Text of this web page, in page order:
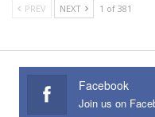
PREV NEXT 1 of 381
Facebook